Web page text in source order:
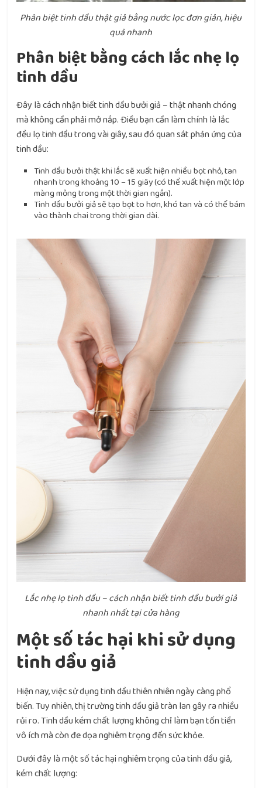
Phân biệt tinh dầu thật giả bằng nước lọc đơn giản, hiệu
quả nhanh
Phân biệt bằng cách lắc nhẹ lọ
tinh dầu
Đây là cách nhận biết tinh dầu bưởi giả – thật nhanh chóng
mà không cần phải mở nắp. Điều bạn cần làm chính là lắc
đều lọ tinh dầu trong vài giây, sau đó quan sát phản ứng của
tinh dầu:
Tinh dầu bưởi thật khi lắc sẽ xuất hiện nhiều bọt nhỏ, tan
nhanh trong khoảng 10 – 15 giây (có thể xuất hiện một lớp
màng mỏng trong một thời gian ngắn).
Tinh dầu bưởi giả sẽ tạo bọt to hơn, khó tan và có thể bám
vào thành chai trong thời gian dài.
Lắc nhẹ lọ tinh dầu – cách nhận biết tinh dầu bưởi giả
nhanh nhất tại cửa hàng
Một số tác hại khi sử dụng
tinh dầu giả
Hiện nay, việc sử dụng tinh dầu thiên nhiên ngày càng phổ
biến. Tuy nhiên, thị trường tinh dầu giả tràn lan gây ra nhiều
rủi ro. Tinh dầu kém chất lượng không chỉ làm bạn tốn tiền
vô ích mà còn đe dọa nghiêm trọng đến sức khỏe.
Dưới đây là một số tác hại nghiêm trọng của tinh dầu giả,
kém chất lượng: